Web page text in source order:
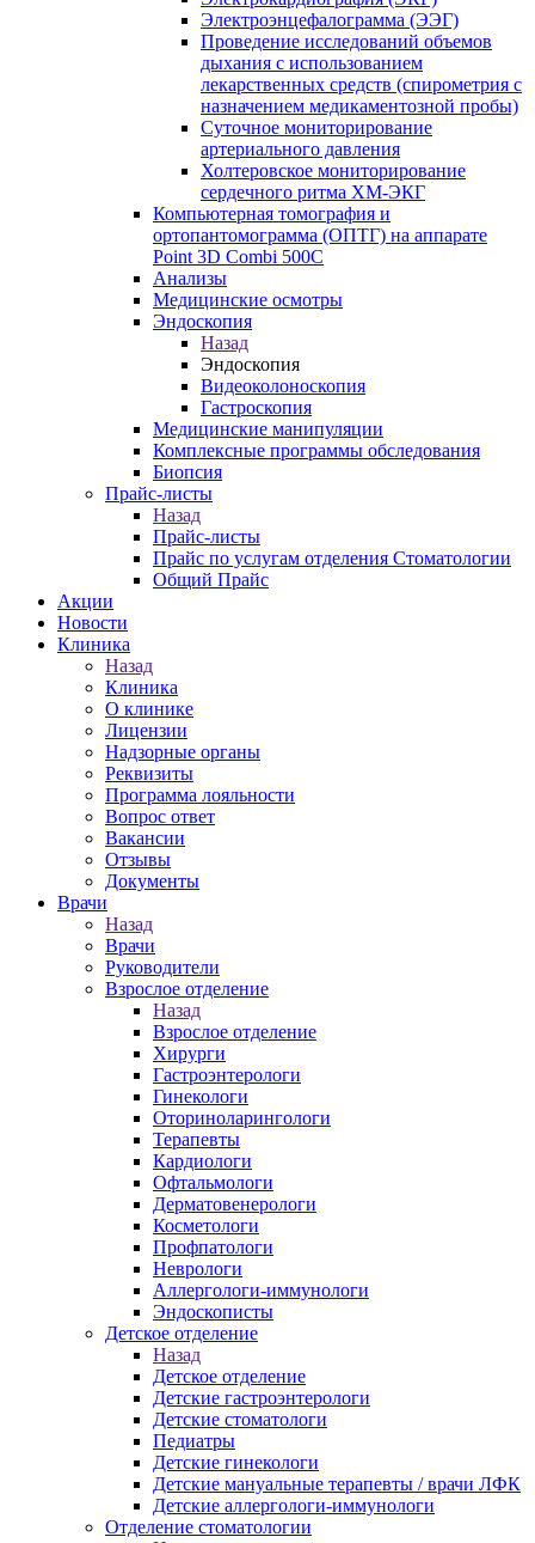
Электроэнцефалограмма (ЭЭГ)
Проведение исследований объемов
дыхания с использованием
лекарственных средств (спирометрия с
назначением медикаментозной пробы)
Суточное мониторирование
артериального давления
Холтеровское мониторирование
сердечного ритма ХМ-ЭКГ
Компьютерная томография и
ортопантомограмма (ОПТГ) на аппарате
Point 3D Combi 500C
Анализы
Медицинские осмотры
Эндоскопия
Назад
Эндоскопия
Видеоколоноскопия
Гастроскопия
Медицинские манипуляции
Комплексные программы обследования
Биопсия
Прайс-листы
Назад
Прайс-листы
Прайс по услугам отделения Стоматологии
Общий Прайс
Акции
Новости
Клиника
Назад
Клиника
О клинике
Лицензии
Надзорные органы
Реквизиты
Программа лояльности
Вопрос ответ
Вакансии
Отзывы
Документы
Врачи
Назад
Врачи
Руководители
Взрослое отделение
Назад
Взрослое отделение
Хирурги
Гастроэнтерологи
Гинекологи
Оториноларингологи
Терапевты
Кардиологи
Офтальмологи
Дерматовенерологи
Косметологи
Профпатологи
Неврологи
Аллергологи-иммунологи
Эндоскописты
Детское отделение
Назад
Детское отделение
Детские гастроэнтерологи
Детские стоматологи
Педиатры
Детские гинекологи
Детские мануальные терапевты / врачи ЛФК
Детские аллергологи-иммунологи
Отделение стоматологии